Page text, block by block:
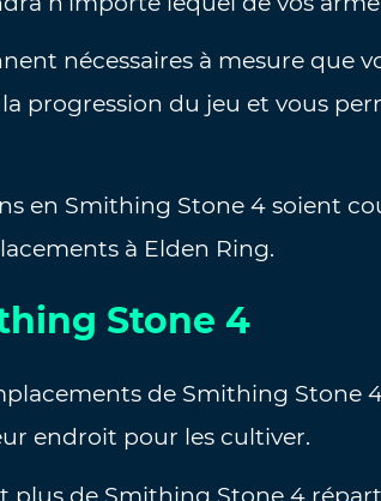
nécessaires à mesure que
progression du jeu et vous
en Smithing Stone 4 soient
à Elden Ring.
Stone 4
de Smithing Stone
endroit pour les cultiver.
plus de Smithing Stone 4